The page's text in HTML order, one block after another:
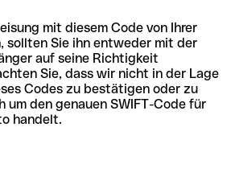
mit diesem Code von Ihrer
sollten Sie ihn entweder mit der
auf seine Richtigkeit
Sie, dass wir nicht in der Lage
Codes zu bestätigen oder zu
um den genauen SWIFT-Code für
handelt.